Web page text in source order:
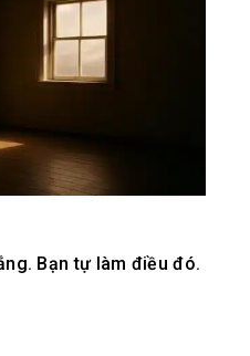
Bạn tự làm điều đó.